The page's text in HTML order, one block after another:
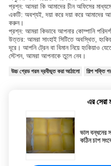
প্রশ্ন: আমরা কি আমাদের চীন অফিসের
একটি: অবশ্যই, দয়া করে দয়া করে আমাদের
করুন।
প্রশ্ন: আমরা কিভাবে আপনার কোম্পানি
উত্তর: আমরা সাংহাই সিটিতে অবস্থিত,
দূরে। আপনি ট্রেন বা বিমান নিয়ে হংকিয়াও
স্টেশন, আমরা আপনাকে তুলে নেব।
উচ্চ গ্রেড গরম দ্রবীভূত করা আঠালো শিল্প শক্তি
এর সেরা
ভাল বন্ধনের
কঠিন চাপ